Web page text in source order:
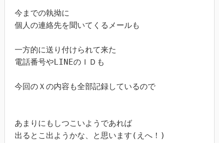
今までの執拗に
個人の連絡先を聞いてくるメールも
一方的に送り付けられて来た
電話番号やLINEのＩＤも
今回のＸの内容も全部記録しているので
あまりにもしつこいようであれば
出るとこ出ようかな、と思います(えへ！)